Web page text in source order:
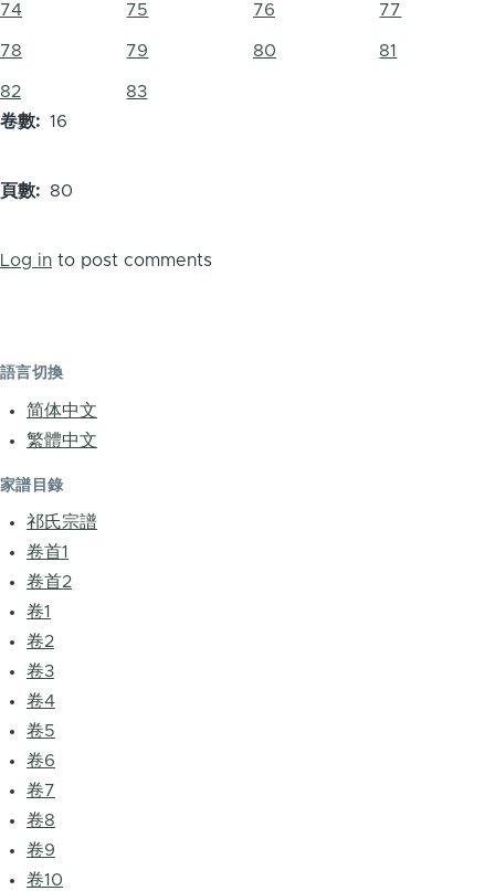
74 75 76 77
78 79 80 81
82
83
卷數
16
頁數 80
Log in to post comments
語言切換
简体中文
繁體中文
家譜目錄
祁氏宗譜
卷首1
卷首2
卷1
卷2
卷3
卷4
卷5
卷6
卷7
卷8
卷9
卷10